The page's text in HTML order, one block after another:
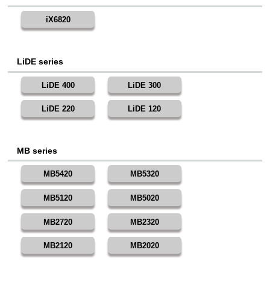
iX6820
LiDE series
LiDE 400 LiDE 300
LiDE 220 LiDE 120
MB series
MB5420 MB5320
MB5120 MB5020
MB2720 MB2320
MB2120 MB2020